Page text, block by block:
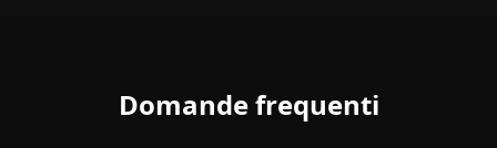
Domande frequenti